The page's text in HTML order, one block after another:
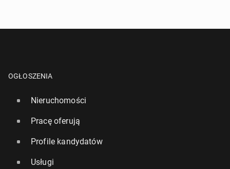
OGŁOSZENIA
Nieruchomości
Pracę oferują
Profile kandydatów
Usługi